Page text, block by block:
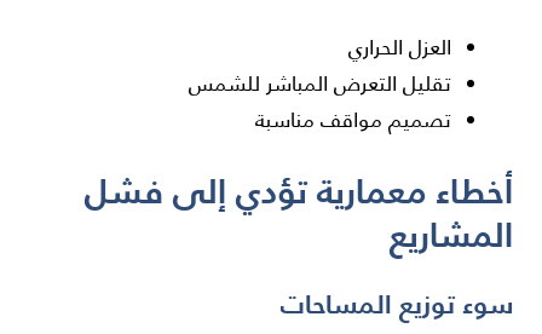
العزل الحراري
تقليل التعرض المباشر للشمس
تصميم مواقف مناسبة
أخطاء معمارية تؤدي إلى فشل
المشاريع
سوء توزيع المساحات